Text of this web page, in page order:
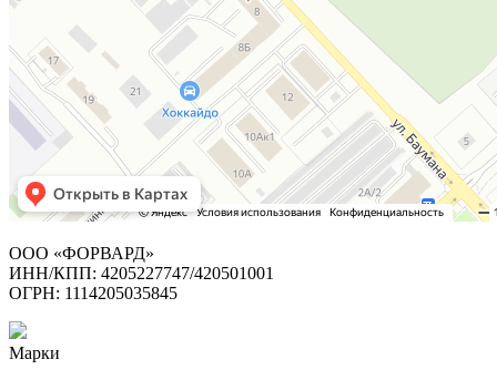
ООО «ФОРВАРД»
ИНН/КПП: 4205227747/420501001
ОГРН: 1114205035845
Марки